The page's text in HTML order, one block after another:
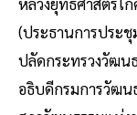
(ประธานการประชุ
ปลัดกระทรวงวัฒน
อธิบดีกรมการวัฒน